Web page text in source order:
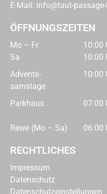
E-Mail: info@taut-
ÖFFNUNGSZEITEN
Mo – Fr
10:00
Sa
10:00
Advents­
samstage
10:00
Parkhaus
Rewe (Mo – Sa)
07:00
06:00
RECHTLICHES
Impressum
Datenschutz
Datenschutzeinstellungen